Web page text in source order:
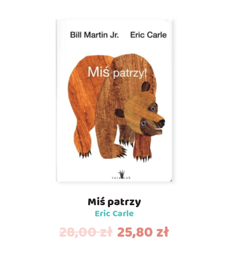
Miś patrzy
Eric Carle
28,00zł 25,80zł